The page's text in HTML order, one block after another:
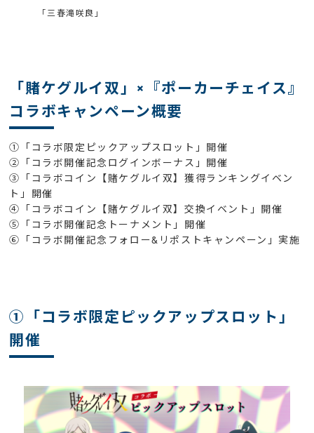
「三春滝咲良」
「賭ケグルイ双」×『ポーカーチェイス』
コラボキャンペーン概要
①「コラボ限定ピックアップスロット」開催
②「コラボ開催記念ログインボーナス」開催
③「コラボコイン【賭ケグルイ双】獲得ランキングイベン
ト」開催
④「コラボコイン【賭ケグルイ双】交換イベント」開催
⑤「コラボ開催記念トーナメント」開催
⑥「コラボ開催記念フォロー&リポストキャンペーン」実施
①「コラボ限定ピックアップスロット」
開催